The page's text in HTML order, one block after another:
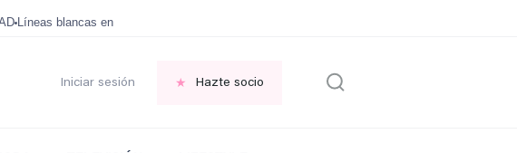
Líneas blancas en las VENTANAS
Iniciar sesión Hazte socio